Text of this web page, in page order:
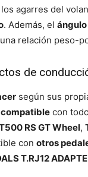
los agarres del
. Además, el ángulo
relación peso-
de
según sus
con
RS GT Wheel,
con otros
T.RJ12